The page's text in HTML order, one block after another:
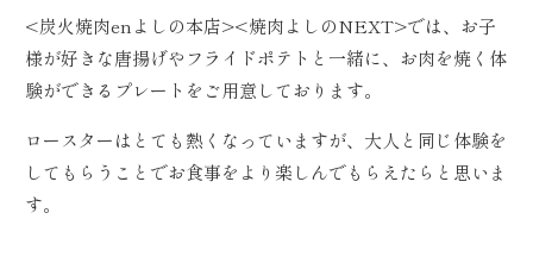
<炭火焼肉enよしの本店><焼肉よしのNEXT>では、お子
様が好きな唐揚げやフライドポテトと一緒に、お肉を焼く体
験ができるプレートをご用意しております。
ロースターはとても熱くなっていますが、大人と同じ体験を
してもらうことでお食事をより楽しんでもらえたらと思いま
す。